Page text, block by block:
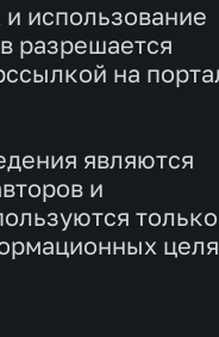
использование
разрешается
на
являются
и